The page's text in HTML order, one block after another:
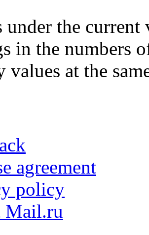
under the
in the numbers
values at the
agreement
policy
Mail.ru